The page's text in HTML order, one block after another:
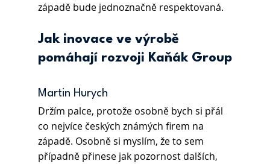
západě bude jednoznačně respektovaná.
Jak inovace ve výrobě
pomáhají rozvoji Kaňák Group
Martin Hurych
Držím palce, protože osobně bych si přál
co nejvíce českých známých firem na
západě. Osobně si myslím, že to sem
případně přinese jak pozornost dalších,